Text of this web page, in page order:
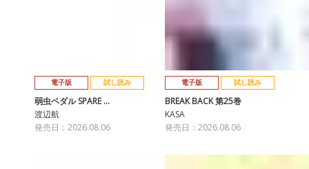
電子版 試し読み
弱虫ペダル SPARE …
渡辺航
発売日：2026.08.06
電子版 試し読み
BREAK BACK 第25巻
KASA
発売日：2026.08.06